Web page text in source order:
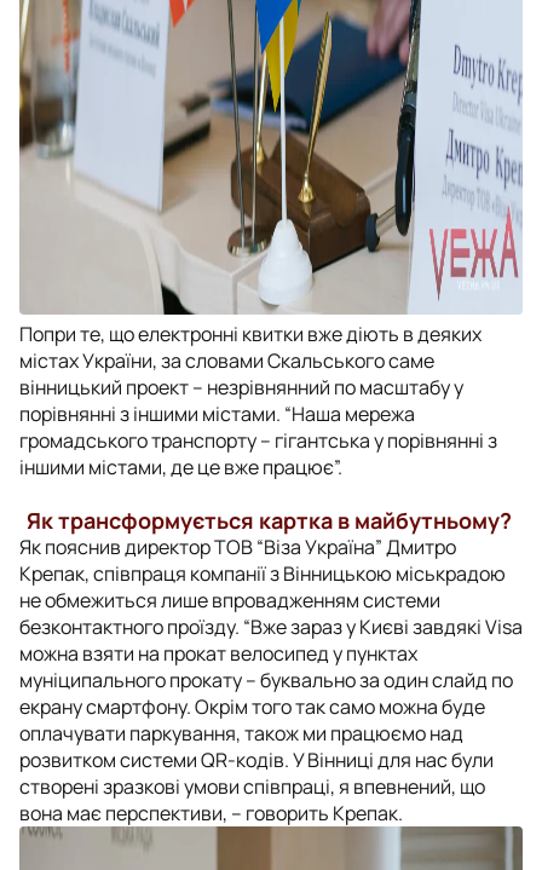
Попри те, що електронні квитки вже діють в деяких
містах України, за словами Скальського саме
вінницький проект – незрівнянний по масштабу у
порівнянні з іншими містами. “Наша мережа
громадського транспорту – гігантська у порівнянні з
іншими містами, де це вже працює”.
Як трансформується картка в майбутньому?
Як пояснив директор ТОВ “Віза Україна” Дмитро
Крепак, співпраця компанії з Вінницькою міськрадою
не обмежиться лише впровадженням системи
безконтактного проїзду. “Вже зараз у Києві завдякі Visa
можна взяти на прокат велосипед у пунктах
муніципального прокату – буквально за один слайд по
екрану смартфону. Окрім того так само можна буде
оплачувати паркування, також ми працюємо над
розвитком системи QR-кодів. У Вінниці для нас були
створені зразкові умови співпраці, я впевнений, що
вона має перспективи, – говорить Крепак.